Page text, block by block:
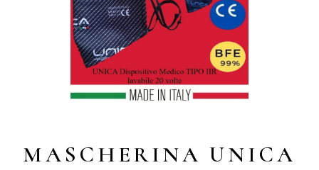
MASCHERINA UNICA